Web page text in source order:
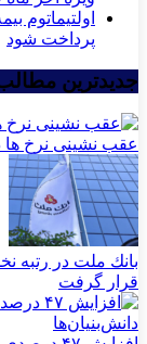
پرداخت شود
جدیدترین
عقب نشینی نرخ ها
بانك ملت در رتبه
قرار گرفت